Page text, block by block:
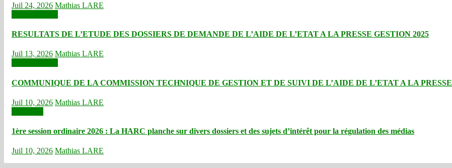
Juil 24, 2026 Mathias LARE
RESULTATS DE L’ETUDE DES DOSSIERS DE DEMANDE DE L’AIDE DE L’ETAT A LA PRESSE GESTION 2025
Juil 13, 2026 Mathias LARE
COMMUNIQUE DE LA COMMISSION TECHNIQUE DE GESTION ET DE SUIVI DE L’AIDE DE L’ETAT A LA PRESSE
Juil 10, 2026 Mathias LARE
1ère session ordinaire 2026 : La HARC planche sur divers dossiers et des sujets d’intérêt pour la régulation des médias
Juil 10, 2026 Mathias LARE